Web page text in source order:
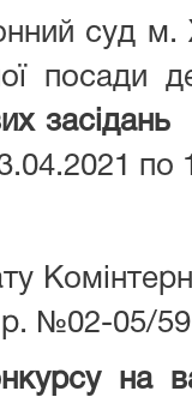
суд
посади
по
№02-05/
на